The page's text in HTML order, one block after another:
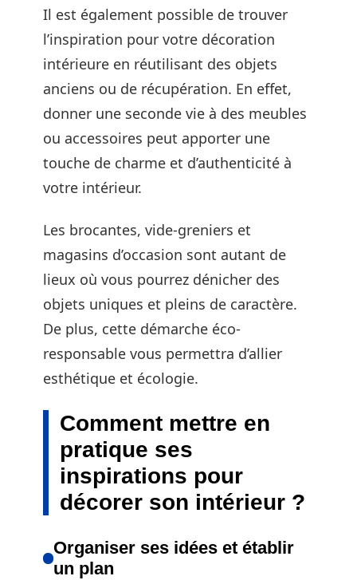
Il est également possible de trouver
l’inspiration pour votre décoration
intérieure en réutilisant des objets
anciens ou de récupération. En effet,
donner une seconde vie à des meubles
ou accessoires peut apporter une
touche de charme et d’authenticité à
votre intérieur.
Les brocantes, vide-greniers et
magasins d’occasion sont autant de
lieux où vous pourrez dénicher des
objets uniques et pleins de caractère.
De plus, cette démarche éco-
responsable vous permettra d’allier
esthétique et écologie.
Comment mettre en
pratique ses
inspirations pour
décorer son intérieur ?
Organiser ses idées et établir
un plan